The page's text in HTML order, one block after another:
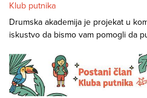
Klub putnika
Drumska akademija je projekat u
iskustvo da bismo vam pomogli da